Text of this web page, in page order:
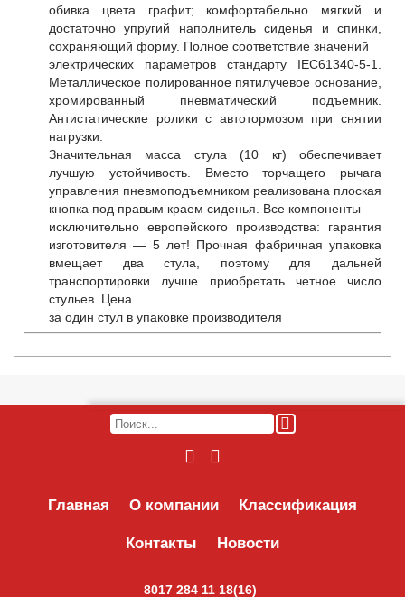
обивка цвета графит; комфортабельно мягкий и
достаточно упругий наполнитель сиденья и спинки,
сохраняющий форму. Полное соответствие значений
электрических параметров стандарту IEC61340-5-1.
Металлическое полированное пятилучевое основание,
хромированный пневматический подъемник.
Антистатические ролики с автотормозом при снятии
нагрузки.
Значительная масса стула (10 кг) обеспечивает
лучшую устойчивость. Вместо торчащего рычага
управления пневмоподъемником реализована плоская
кнопка под правым краем сиденья. Все компоненты
исключительно европейского производства: гарантия
изготовителя — 5 лет! Прочная фабричная упаковка
вмещает два стула, поэтому для дальней
транспортировки лучше приобретать четное число
стульев. Цена
за один стул в упаковке производителя
Главная О компании Классификация
Контакты Новости
8017 284 11 18(16)